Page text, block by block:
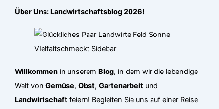
Über Uns: Landwirtschaftsblog 2026!
Willkommen in unserem Blog, in dem wir die lebendige
Welt vonGemüse,Obst,Gartenarbeit und
Landwirtschaft feiern! Begleiten Sie uns auf einer Reise